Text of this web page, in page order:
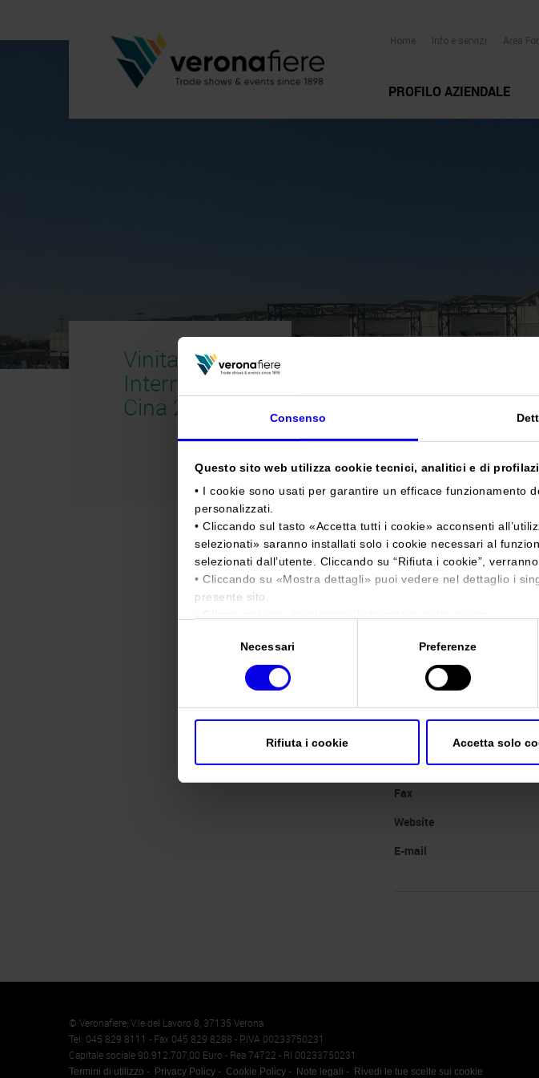
Consenso
Questo sito web utilizza cookie tecnici, analitici e di
• I cookie sono usati per garantire un efficace funzionamento
personalizzati.
• Cliccando sul tasto «Accetta tutti i cookie» acconsenti
selezionati» saranno installati solo i cookie necessari al
selezionati dall’utente. Cliccando su “Rifiuta i cookie”,
• Cliccando su «Mostra dettagli» puoi vedere nel dettaglio i
presente sito.
Necessari Preferenze
Rifiuta i cookie Accetta solo
Home Info e servizi Area
PROFILO AZIENDALE
Vinitaly
International
Cina 2018
Sei in:Manifestazione>
Vinitaly
Chengdu - Shangri La
Data
Website
E-mail
Segreteria organizzativa
Telefono
Fax
Website
E-mail
Memento
© Veronafiere, V.le del Lavoro 8, 37135 Verona
Tel. 045 829 8111 - Fax 045 829 8288 - P.IVA 00233750231
Capitale sociale 90.912.707,00 Euro - Rea 74722 - RI 00233750231
Termini di utilizzo Privacy Policy Cookie Policy Note legali Rivedi le tue scelte sui cookie